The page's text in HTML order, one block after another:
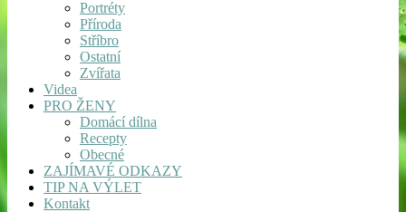
Portréty
Příroda
Stříbro
Ostatní
Zvířata
Videa
PRO ŽENY
Domácí dílna
Recepty
Obecné
ZAJÍMAVÉ ODKAZY
TIP NA VÝLET
Kontakt